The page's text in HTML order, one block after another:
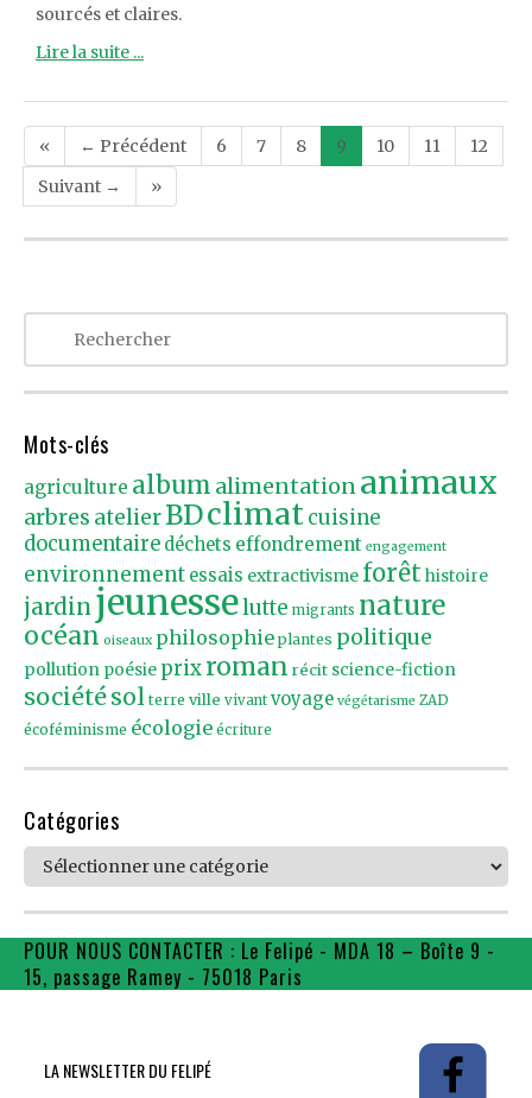
sourcés et claires.
Lire la suite ...
Post
navigation
« ← Précédent 6 7 8 9 10 11
12
Suivant →
»
Mots-clés
agriculture album alimentationanimaux
arbres atelierBDclimatcuisine
documentaire déchets effondrement engagement
environnement essais extractivisme forêthistoire
jardin jeunesselutte migrants nature
océan oiseaux philosophie plantes politique
pollution poésie prixroman récit science-fiction
sociétésol terre ville vivant voyage végétarisme ZAD
écoféminisme écologie écriture
Catégories
Catégories
POUR NOUS CONTACTER : Le Felipé - MDA 18 – Boîte 9 -
15, passage Ramey - 75018 Paris
LA NEWSLETTER DU FELIPÉ